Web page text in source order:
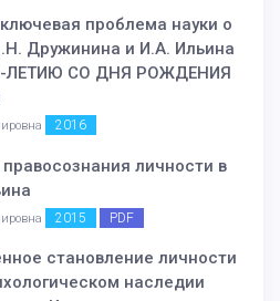
проблема науки о
Дружинина и И.А. Ильина
ЛЕТИЮ СО ДНЯ РОЖДЕНИЯ
2016
личности в
2015 PDF
становление личности
наследии